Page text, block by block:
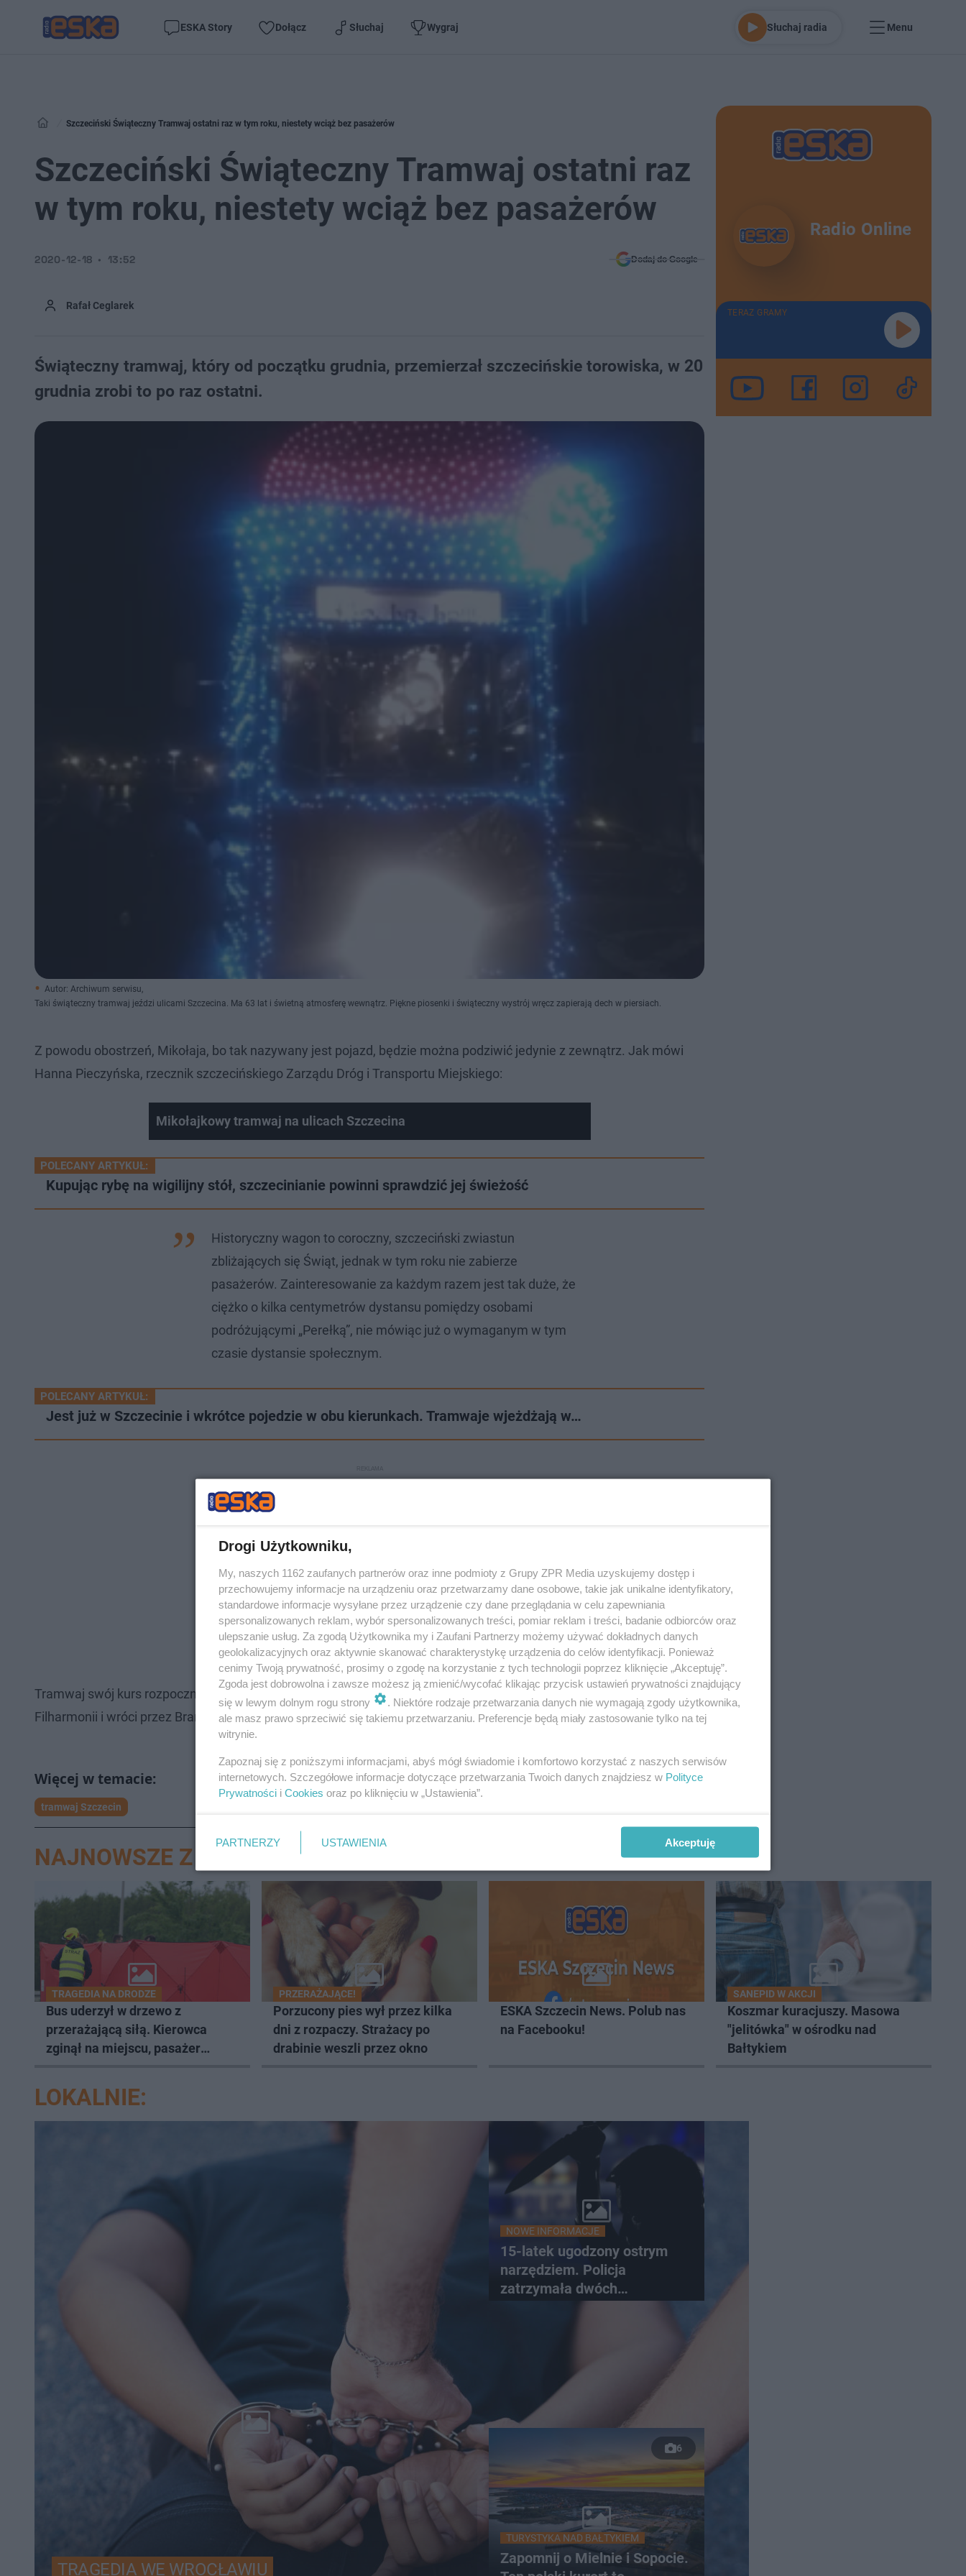
ESKA Story Dołącz Słuchaj Wygraj Słuchaj radia Menu
Szczeciński Świąteczny Tramwaj ostatni raz w tym roku, niestety wciąż bez pasażerów
Szczeciński Świąteczny Tramwaj ostatni raz
w tym roku, niestety wciąż bez pasażerów
Rafał Ceglarek
2020-12-18 13:52 Dodaj do Google
Świąteczny tramwaj, który od początku grudnia, przemierzał szczecińskie torowiska, w 20
grudnia zrobi to po raz ostatni.
Autor: Archiwum serwisu,
Taki świąteczny tramwaj jeździ ulicami Szczecina. Ma 63 lat i świetną atmosferę wewnątrz. Piękne piosenki i świąteczny wystrój wręcz zapierają dech w piersiach.
Z powodu obostrzeń, Mikołaja, bo tak nazywany jest pojazd, będzie można podziwić jedynie z zewnątrz. Jak mówi
Hanna Pieczyńska, rzecznik szczecińskiego Zarządu Dróg i Transportu Miejskiego:
Mikołajkowy tramwaj na ulicach Szczecina
POLECANY ARTYKUŁ:
Kupując rybę na wigilijny stół, szczecinianie powinni sprawdzić jej świeżość
Historyczny wagon to coroczny, szczeciński zwiastun
zbliżających się Świąt, jednak w tym roku nie zabierze
pasażerów. Zainteresowanie za każdym razem jest tak duże, że
ciężko o kilka centymetrów dystansu pomiędzy osobami
podróżującymi „Perełką”, nie mówiąc już o wymaganym w tym
czasie dystansie społecznym.
POLECANY ARTYKUŁ:
Jest już w Szczecinie i wkrótce pojedzie w obu kierunkach. Tramwaje wjeżdżają w…
Tramwaj swój kurs rozpocznie z ulicy Potulickiej, przejedzie przez place Kościuszki, Grunwaldzki i Rodła, obok
Filharmonii i wróci przez Bramę Portową na pętle przy ulicy Potulickiej. Wyruszy on na szczecińskie tory o godzinie 16.
tramwaj Szczecin
Radio Online
TERAZ GRAMY
NAJNOWSZE Z DZIAŁU SZCZECIN
TRAGEDIA NA DRODZE
Bus uderzył w drzewo z
przerażającą siłą. Kierowca
zginął na miejscu, pasażer
PRZERAŻAJĄCE!
Porzucony pies wył przez kilka
dni z rozpaczy. Strażacy po
drabinie weszli przez okno
ESKA Szczecin News. Polub nas
na Facebooku!
SANEPID W AKCJI
Koszmar kuracjuszy. Masowa
"jelitówka" w ośrodku nad
Bałtykiem
LOKALNIE:
TRAGEDIA WE WROCŁAWIU
NOWE INFORMACJE
15-latek ugodzony ostrym
narzędziem. Policja
zatrzymała dwóch
6
TURYSTYKA NAD BAŁTYKIEM
Zapomnij o Mielnie i Sopocie.
Drogi Użytkowniku,
My, naszych 1162 zaufanych partnerów oraz inne podmioty z Grupy ZPR Media uzyskujemy dostęp i
przechowujemy informacje na urządzeniu oraz przetwarzamy dane osobowe, takie jak unikalne identyfikatory,
standardowe informacje wysyłane przez urządzenie czy dane przeglądania w celu zapewniania
spersonalizowanych reklam, wybór spersonalizowanych treści, pomiar reklam i treści, badanie odbiorców oraz
ulepszanie usług. Za zgodą Użytkownika my i Zaufani Partnerzy możemy używać dokładnych danych
geolokalizacyjnych oraz aktywnie skanować charakterystykę urządzenia do celów identyfikacji. Ponieważ
cenimy Twoją prywatność, prosimy o zgodę na korzystanie z tych technologii poprzez kliknięcie „Akceptuję”.
Zgoda jest dobrowolna i zawsze możesz ją zmienić/wycofać klikając przycisk ustawień prywatności znajdujący
się w lewym dolnym rogu strony
. Niektóre rodzaje przetwarzania danych nie wymagają zgody użytkownika,
ale masz prawo sprzeciwić się takiemu przetwarzaniu. Preferencje będą miały zastosowanie tylko na tej
witrynie.
Zapoznaj się z poniższymi informacjami, abyś mógł świadomie i komfortowo korzystać z naszych serwisów
internetowych. Szczegółowe informacje dotyczące przetwarzania Twoich danych znajdziesz w Polityce
Prywatności i Cookies oraz po kliknięciu w „Ustawienia”.
PARTNERZY USTAWIENIA Akceptuję